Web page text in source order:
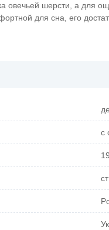
овечьей шерсти, а для
для сна, его
с